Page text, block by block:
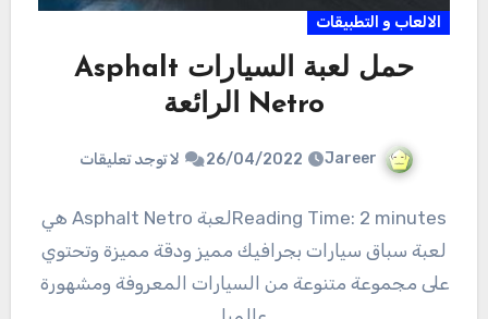
الالعاب و التطبيقات
حمل لعبة السيارات Asphalt
Netro الرائعة
Jareer
26/04/2022 لا توجد تعليقات
Reading Time: 2 minutesلعبة Asphalt Netro هي
لعبة سباق سيارات بجرافيك مميز ودقة مميزة وتحتوي
على مجموعة متنوعة من السيارات المعروفة ومشهورة